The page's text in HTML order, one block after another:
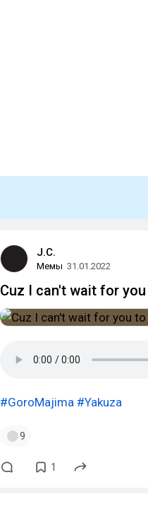
J.C.
Мемы 31.01.2022
Cuz I can't wait for
#GoroMajima #Yakuza
9
1